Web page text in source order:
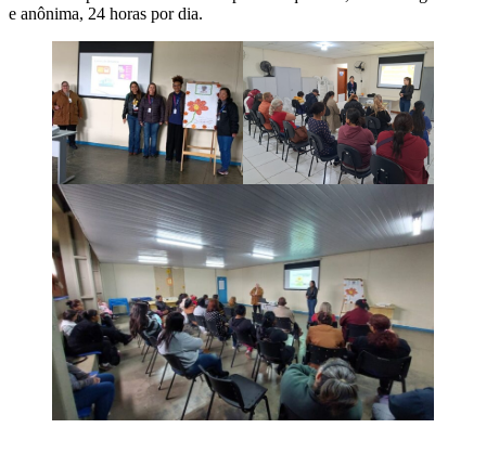
e anônima, 24 horas por dia.